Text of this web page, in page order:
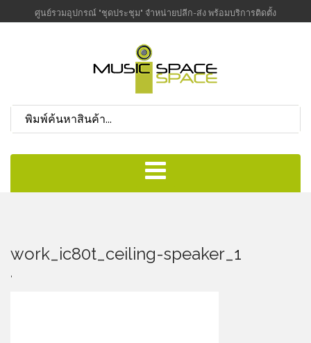
ศูนย์รวมอุปกรณ์ "ชุดประชุม" จำหน่ายปลีก-ส่ง พร้อมบริการติดตั้ง
work_ic80t_ceiling-speaker_1